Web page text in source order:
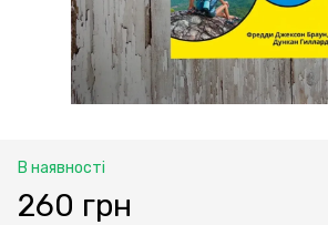
В наявності
260 грн